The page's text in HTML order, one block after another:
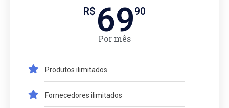
R$ 6990
Por mês
Produtos ilimitados
Fornecedores ilimitados